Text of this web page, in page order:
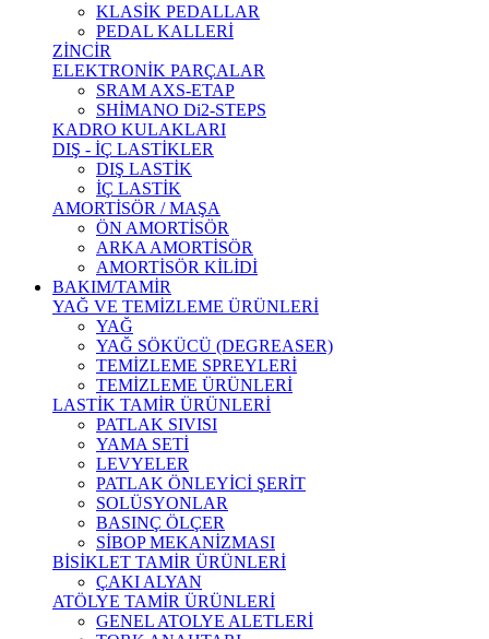
KLASİK PEDALLAR
PEDAL KALLERİ
ZİNCİR
ELEKTRONİK PARÇALAR
SRAM AXS-ETAP
SHİMANO Di2-STEPS
KADRO KULAKLARI
DIŞ - İÇ LASTİKLER
DIŞ LASTİK
İÇ LASTİK
AMORTİSÖR / MAŞA
ÖN AMORTİSÖR
ARKA AMORTİSÖR
AMORTİSÖR KİLİDİ
BAKIM/TAMİR
YAĞ VE TEMİZLEME ÜRÜNLERİ
YAĞ
YAĞ SÖKÜCÜ (DEGREASER)
TEMİZLEME SPREYLERİ
TEMİZLEME ÜRÜNLERİ
LASTİK TAMİR ÜRÜNLERİ
PATLAK SIVISI
YAMA SETİ
LEVYELER
PATLAK ÖNLEYİCİ ŞERİT
SOLÜSYONLAR
BASINÇ ÖLÇER
SİBOP MEKANİZMASI
BİSİKLET TAMİR ÜRÜNLERİ
ÇAKI ALYAN
ATÖLYE TAMİR ÜRÜNLERİ
GENEL ATOLYE ALETLERİ